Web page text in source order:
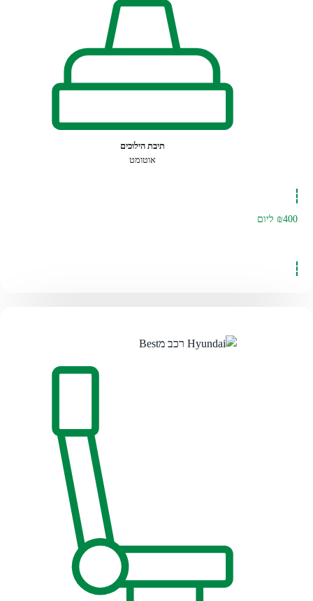
תיבת הילוכים
אוטומט
₪400ליום